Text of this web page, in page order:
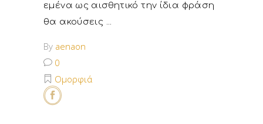
εμένα ως αισθητικό την ίδια φράση
θα ακούσεις
By aenaon
0
Ομορφιά